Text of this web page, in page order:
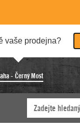
vaše prodejna?
- Černý Most